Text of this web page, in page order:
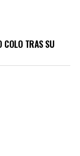
COLO TRAS SU